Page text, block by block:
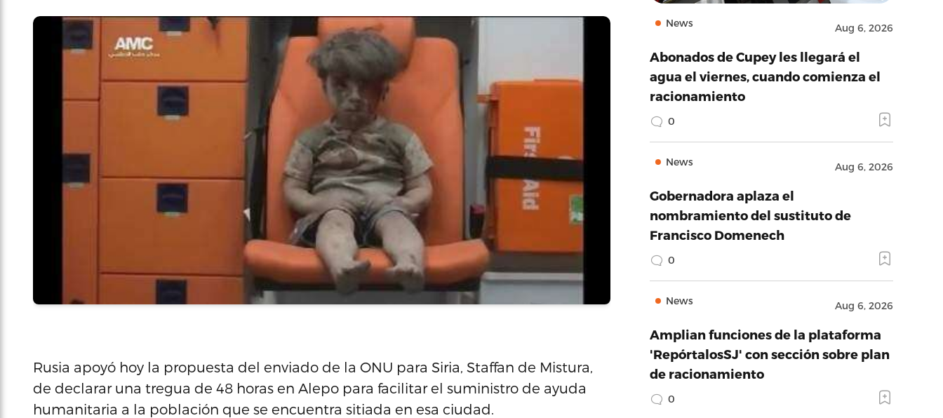
Rusia apoyó hoy la propuesta del enviado de la ONU para Siria, Staffan de Mistura,
de declarar una tregua de 48 horas en Alepo para facilitar el suministro de ayuda
humanitaria a la población que se encuentra sitiada en esa ciudad.
News Aug 6, 2026
Abonados de Cupey les llegará el
agua el viernes, cuando comienza el
racionamiento
0
News Aug 6, 2026
Gobernadora aplaza el
nombramiento del sustituto de
Francisco Domenech
0
News Aug 6, 2026
Amplian funciones de la plataforma
'RepórtalosSJ' con sección sobre plan
de racionamiento
0